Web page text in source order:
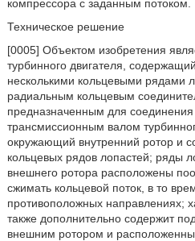
компрессора с заданным потоком.
Техническое решение
[0005] Объектом изобретения
турбинного двигателя,
несколькими кольцевыми рядами
радиальным кольцевым
предназначенным для соединения
трансмиссионным валом
окружающий внутренний ротор и
кольцевых рядов лопастей; ряды
внешнего ротора расположены
сжимать кольцевой поток, в то
противоположных направлениях;
также дополнительно содержит
внешним ротором и